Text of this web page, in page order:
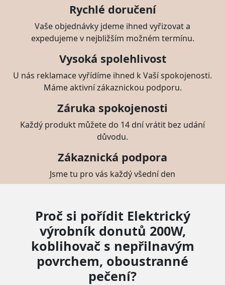
Rychlé doručení
Vaše objednávky jdeme ihned vyřizovat a
expedujeme v nejbližším možném termínu.
Vysoká spolehlivost
U nás reklamace vyřídíme ihned k Vaší spokojenosti.
Máme aktivní zákaznickou podporu.
Záruka spokojenosti
Každý produkt můžete do 14 dní vrátit bez udání
důvodu.
Zákaznická podpora
Jsme tu pro vás každý všední den
Proč si pořídit Elektrický
výrobník donutů 200W,
koblihovač s nepřilnavým
povrchem, oboustranné
pečení?